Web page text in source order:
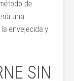
de
una
envejecida y
SIN